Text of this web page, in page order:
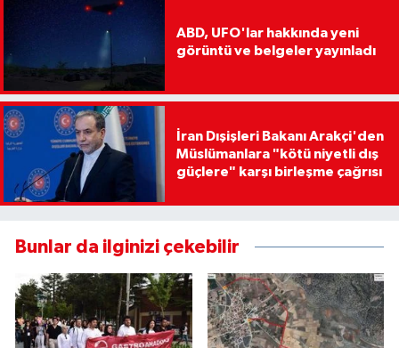
ABD, UFO'lar hakkında yeni
görüntü ve belgeler yayınladı
İran Dışişleri Bakanı Arakçi'den
Müslümanlara "kötü niyetli dış
güçlere" karşı birleşme çağrısı
Bunlar da ilginizi çekebilir